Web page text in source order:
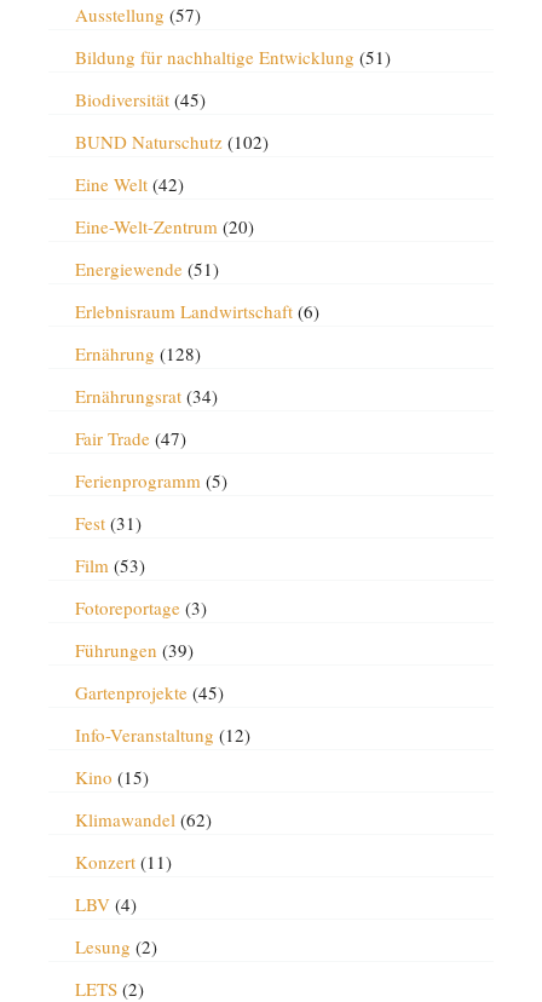
Ausstellung (57)
Bildung für nachhaltige Entwicklung (51)
Biodiversität(45)
BUND Naturschutz(102)
Eine Welt(42)
Eine-Welt-Zentrum (20)
Energiewende(51)
Erlebnisraum Landwirtschaft(6)
Ernährung (128)
Ernährungsrat(34)
Fair Trade(47)
Ferienprogramm (5)
Fest(31)
Film (53)
Fotoreportage(3)
Führungen (39)
Gartenprojekte(45)
Info-Veranstaltung (12)
Kino (15)
Klimawandel (62)
Konzert(11)
LBV(4)
Lesung (2)
LETS(2)